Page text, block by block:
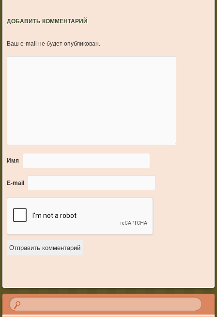
ДОБАВИТЬ КОММЕНТАРИЙ
Ваш e-mail не будет опубликован.
Имя
E-mail